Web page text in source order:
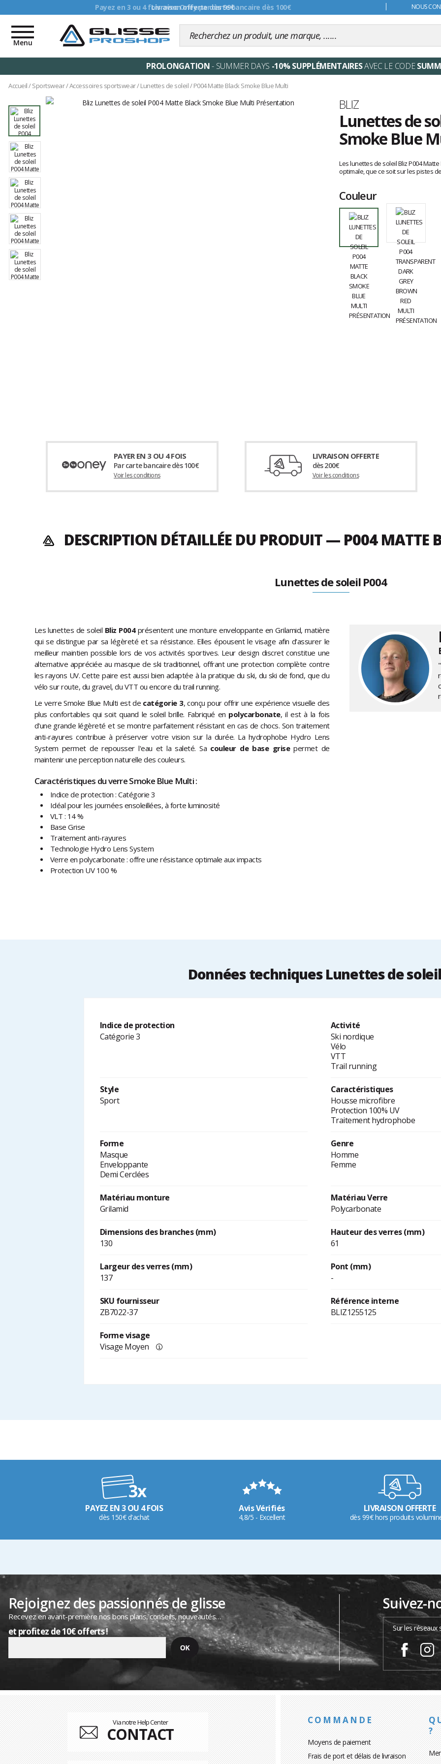
Livraison offerte dès 99€ NOUS
Toggle
navigation
Menu
PROLONGATION- SUMMER DAYS -10% SUPPLÉMENTAIRESAVEC LE CODE
Accueil/Sportswear/Accessoires sportswear/Lunettes de soleil/P004 Matte Black Smoke Blue Multi
Marque
BLIZ
Lunettes de
Smoke Blue
avis
clients
Les lunettes de soleil Bliz P004
optimale, que ce soit sur les pistes
Couleur
PAYER EN 3 OU 4 FOIS
Par carte bancaire dès 100€
Voir les conditions
LIVRAISON OFFERTE
dès 200€
Voir les conditions
DESCRIPTION DÉTAILLÉE DU PRODUIT — P004 MATTE
Lunettes de soleil P004
Les lunettes de soleil Bliz P004présentent une monture enveloppante en Grilamid, matière
qui se distingue par sa légèreté et sa résistance. Elles épousent le visage afin d’assurer le
meilleur maintien possible lors de vos activités sportives. Leur design discret constitue une
alternative appréciée au masque de ski traditionnel, offrant une protection complète contre
les rayons UV. Cette paire est aussi bien adaptée à la pratique du ski, du ski de fond, que du
vélo sur route, du gravel, du VTT ou encore du trail running.
Le verre Smoke Blue Multi est de catégorie 3, conçu pour offrir une expérience visuelle des
plus confortables qui soit quand le soleil brille. Fabriqué en polycarbonate, il est à la fois
d'une grande légèreté et se montre parfaitement résistant en cas de chocs. Son traitement
anti-rayures contribue à préserver votre vision sur la durée. La hydrophobe Hydro Lens
System permet de repousser l'eau et la saleté. Sa couleur de base grisepermet de
maintenir une perception naturelle des couleurs.
Caractéristiques du verre Smoke Blue Multi :
Indice de protection : Catégorie 3
Idéal pour les journées ensoleillées, à forte luminosité
VLT : 14 %
Base Grise
Traitement anti-rayures
Technologie Hydro Lens System
Verre en polycarbonate : offre une résistance optimale aux impacts
Protection UV 100 %
Données techniques Lunettes de soleil
Indice de protection
Catégorie 3
Activité
Ski nordique
Vélo
VTT
Trail running
Style
Sport
Caractéristiques
Housse microfibre
Protection 100% UV
Traitement hydrophobe
Forme
Masque
Enveloppante
Demi Cerclées
Genre
Homme
Femme
Matériau monture
Grilamid
Matériau Verre
Polycarbonate
Dimensions des branches (mm)
130
Hauteur des verres (mm)
61
Largeur des verres (mm)
137
Pont (mm)
-
SKU fournisseur
ZB7022-37
Référence interne
BLIZ1255125
Forme visage
Visage Moyen
PAYEZ EN 3 OU 4 FOIS
dès 150€ d'achat
Avis Vérifiés
4,8/5 - Excellent
LIVRAISON OFFERTE
dès 99€ hors produits
Rejoignez des passionnés de glisse
Recevez en avant-première nos bons plans, conseils, nouveautés…
et profitez de 10€ offerts !
Suivez-
Sur les réseaux
Via notre Help Center
CONTACT
COMMANDE
Moyens de paiement
Frais de port et délais de livraison
?